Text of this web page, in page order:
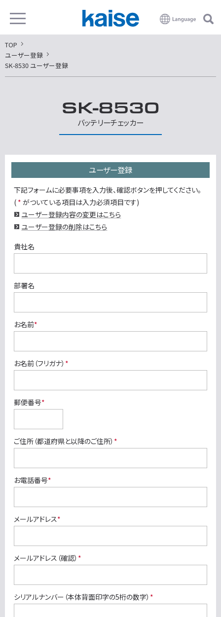
TOP
ユーザー登録
SK-8530 ユーザー登録
SK-8530
バッテリーチェッカー
ユーザー登録
下記フォームに必要事項を入力後、確認ボタンを押してください。
( * がついている項目は入力必須項目です)
ユーザー登録内容の変更はこちら
ユーザー登録の削除はこちら
貴社名
部署名
お名前*
お名前（フリガナ） *
郵便番号*
ご住所（都道府県と以降のご住所） *
お電話番号*
メールアドレス*
メールアドレス（確認） *
シリアルナンバー（本体背面印字の5桁の数字） *